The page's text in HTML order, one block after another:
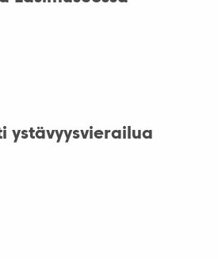
ystävyysvierailua